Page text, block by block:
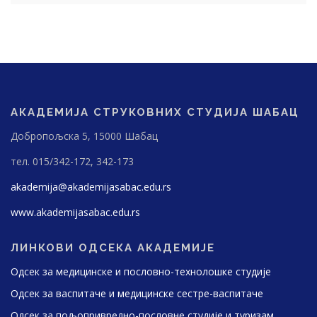
АКАДЕМИЈА СТРУКОВНИХ СТУДИЈА ШАБАЦ
Добропољска 5, 15000 Шабац
тел. 015/342-172, 342-173
akademija@akademijasabac.edu.rs
www.akademijasabac.edu.rs
ЛИНКОВИ ОДСЕКА АКАДЕМИЈЕ
Одсек за медицинске и пословно-технолошке студије
Одсек за васпитаче и медицинске сестре-васпитаче